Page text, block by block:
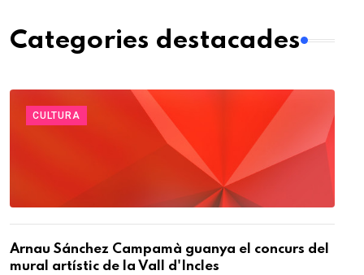
Categories destacades
CULTURA
Arnau Sánchez Campamà guanya el concurs del
mural artístic de la Vall d'Incles